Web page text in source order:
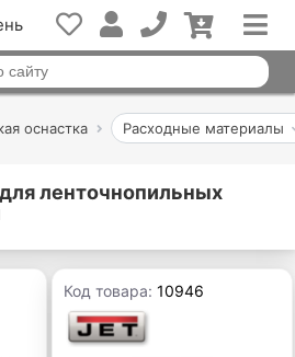
оснастка Расходные материалы
ленточнопильных
Код товара:10946